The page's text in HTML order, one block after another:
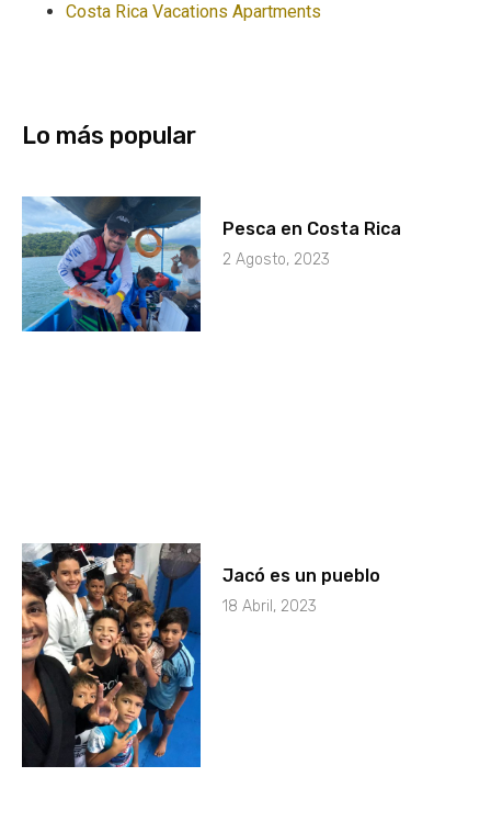
Costa Rica Vacations Apartments
Lo más popular
Pesca en Costa Rica
2 Agosto, 2023
Jacó es un pueblo
18 Abril, 2023